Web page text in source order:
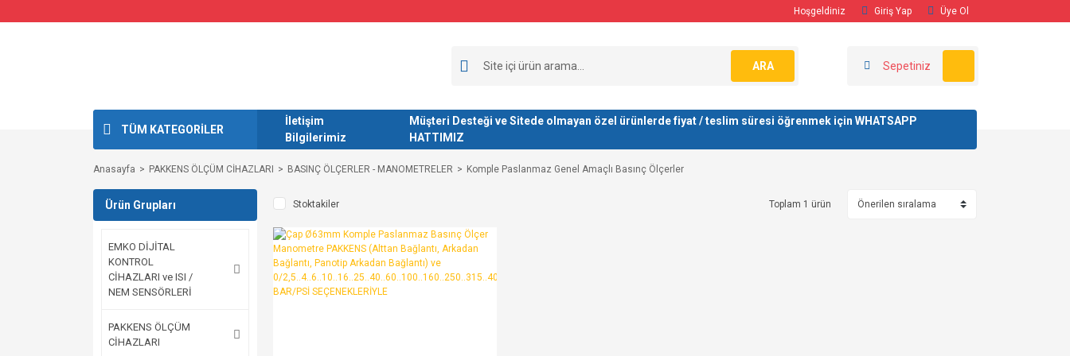
Hoşgeldiniz Giriş Yap Üye Ol
ARA Sepetiniz
TÜM KATEGORİLER
İletişim
Bilgilerimiz
Müşteri Desteği ve Sitede olmayan özel ürünlerde fiyat / teslim süresi öğrenmek için WHATSAPP
HATTIMIZ
Anasayfa PAKKENS ÖLÇÜM CİHAZLARI BASINÇ ÖLÇERLER - MANOMETRELER Komple Paslanmaz Genel Amaçlı Basınç Ölçerler
Ürün Grupları
EMKO DİJİTAL
KONTROL
CİHAZLARI ve ISI /
NEM SENSÖRLERİ
PAKKENS ÖLÇÜM
CİHAZLARI
Stoktakiler Toplam 1 ürün